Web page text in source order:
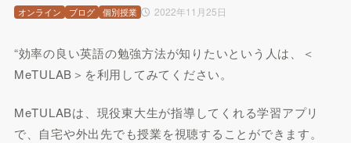
2022年11月25日
オンライン ブログ 個別授業
“効率の良い英語の勉強方法が知りたいという人は、＜
MeTULAB＞を利用してみてください。
MeTULABは、現役東大生が指導してくれる学習アプリ
で、自宅や外出先でも授業を視聴することができます。